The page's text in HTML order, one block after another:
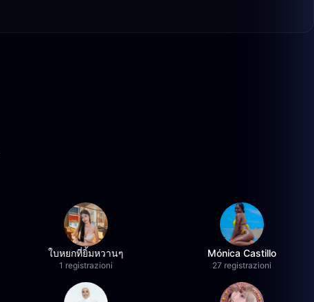
ใบหยกที่ยิ้มหวานๆ
1 registrazioni
Mónica Castillo
27 registrazioni